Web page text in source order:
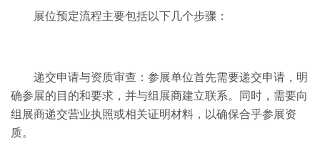
展位预定流程主要包括以下几个步骤：
递交申请与资质审查：参展单位首先需要递交申请，明
确参展的目的和要求，并与组展商建立联系。同时，需要向
组展商递交营业执照或相关证明材料，以确保合乎参展资
质。